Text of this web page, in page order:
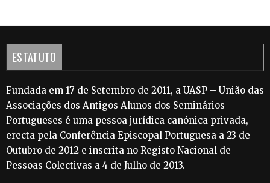
ESTATUTO
Fundada em 17 de Setembro de 2011, a UASP – União das
Associações dos Antigos Alunos dos Seminários
Portugueses é uma pessoa jurídica canónica privada,
erecta pela Conferência Episcopal Portuguesa a 23 de
Outubro de 2012 e inscrita no Registo Nacional de
Pessoas Colectivas a 4 de Julho de 2013.